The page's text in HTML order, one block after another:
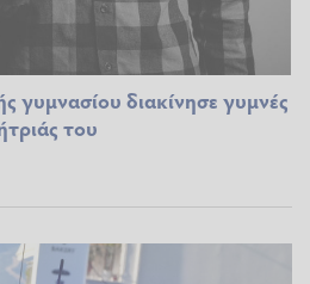
γυμνασίου διακίνησε γυμνές
του